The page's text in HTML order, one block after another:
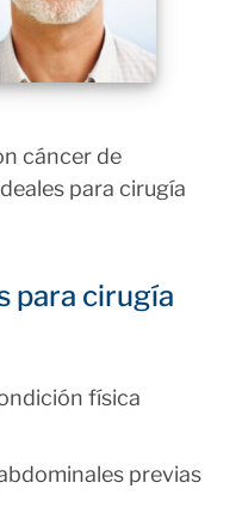
cáncer de
para cirugía
para cirugía
física
previas